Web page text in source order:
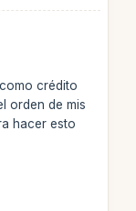
crédito
orden de mis
hacer esto